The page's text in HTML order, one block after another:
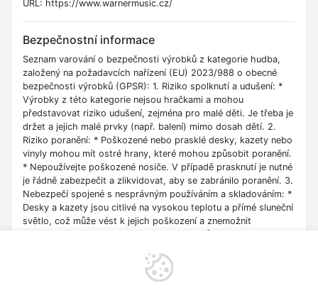
URL: https://www.warnermusic.cz/
Bezpečnostní informace
Seznam varování o bezpečnosti výrobků z kategorie hudba,
založený na požadavcích nařízení (EU) 2023/988 o obecné
bezpečnosti výrobků (GPSR): 1. Riziko spolknutí a udušení: *
Výrobky z této kategorie nejsou hračkami a mohou
představovat riziko udušení, zejména pro malé děti. Je třeba je
držet a jejich malé prvky (např. balení) mimo dosah dětí. 2.
Riziko poranění: * Poškozené nebo prasklé desky, kazety nebo
vinyly mohou mít ostré hrany, které mohou způsobit poranění.
* Nepoužívejte poškozené nosiče. V případě prasknutí je nutné
je řádně zabezpečit a zlikvidovat, aby se zabránilo poranění. 3.
Nebezpečí spojené s nesprávným používáním a skladováním: *
Desky a kazety jsou citlivé na vysokou teplotu a přímé sluneční
světlo, což může vést k jejich poškození a znemožnit
se ohýbání nosičů, protože mohou prasknout, což může
způsobit zranění nebo poškození přehrávače. 4. Bezpečnost